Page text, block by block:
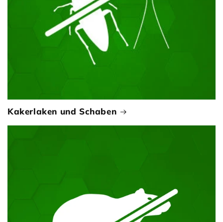
Kakerlaken und Schaben